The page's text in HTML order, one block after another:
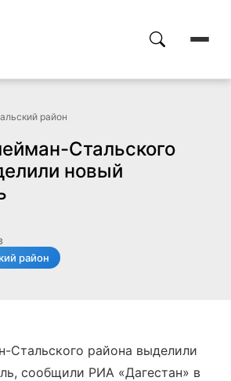
район
Стальского
новый
район
района выделили
сообщили РИА «Дагестан» в